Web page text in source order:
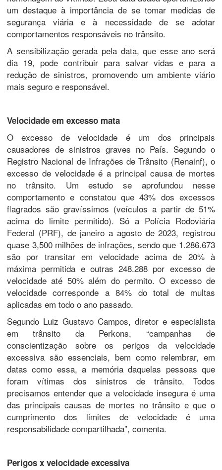
um destaque à importância de se tomar medidas de
segurança viária e à necessidade de se adotar
comportamentos responsáveis no trânsito.
A sensibilização gerada pela data, que esse ano será
dia 19, pode contribuir para salvar vidas e para a
redução de sinistros, promovendo um ambiente viário
mais seguro e responsável.
Velocidade em excesso mata
O excesso de velocidade é um dos principais
causadores de sinistros graves no País. Segundo o
Registro Nacional de Infrações de Trânsito (Renainf), o
excesso de velocidade é a principal causa de mortes
no trânsito. Um estudo se aprofundou nesse
comportamento e constatou que 43% dos excessos
flagrados são gravíssimos (veículos a partir de 51%
acima do limite permitido). Só a Polícia Rodoviária
Federal (PRF), de janeiro a agosto de 2023, registrou
quase 3,500 milhões de infrações, sendo que 1.286.673
são por transitar em velocidade acima de 20% à
máxima permitida e outras 248.288 por excesso de
velocidade até 50% além do permito. O excesso de
velocidade corresponde a 84% do total de multas
aplicadas em todo o ano passado.
Segundo Luiz Gustavo Campos, diretor e especialista
em trânsito da Perkons, “campanhas de
conscientização sobre os perigos da velocidade
excessiva são essenciais, bem como relembrar, em
datas como essa, a memória daquelas pessoas que
foram vítimas dos sinistros de trânsito. Todos
precisamos entender que a velocidade insegura é uma
das principais causas de mortes no trânsito e que o
cumprimento dos limites de velocidade é uma
responsabilidade compartilhada”, comenta.
Perigos x velocidade excessiva